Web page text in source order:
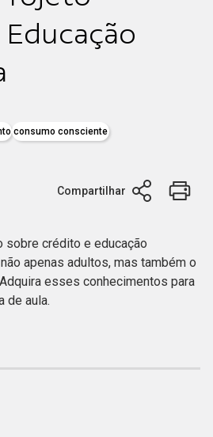
consumo consciente
Compartilhar
sobre crédito e educação
apenas adultos, mas também o
esses conhecimentos para
de aula.